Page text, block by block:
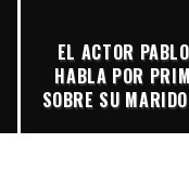
EL ACTOR
HABLA POR
SOBRE SU